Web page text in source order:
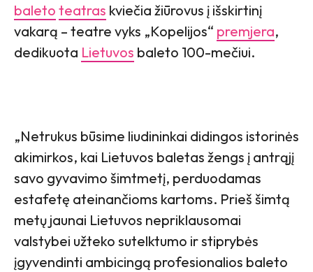
baleto teatras kviečia žiūrovus į išskirtinį
vakarą – teatre vyks „Kopelijos“ premjera,
dedikuota Lietuvos baleto 100-mečiui.
„Netrukus būsime liudininkai didingos istorinės
akimirkos, kai Lietuvos baletas žengs į antrąjį
savo gyvavimo šimtmetį, perduodamas
estafetę ateinančioms kartoms. Prieš šimtą
metų jaunai Lietuvos nepriklausomai
valstybei užteko sutelktumo ir stiprybės
įgyvendinti ambicingą profesionalios baleto